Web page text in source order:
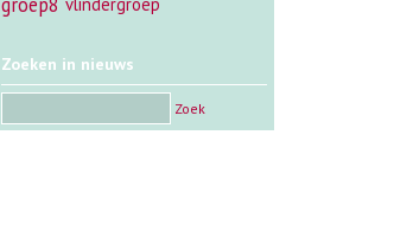
Zoeken in nieuws
Zoek